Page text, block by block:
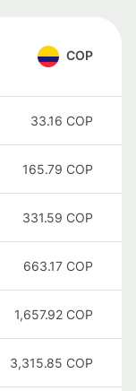
COP
33.16 COP
165.79 COP
331.59 COP
663.17 COP
1,657.92 COP
3,315.85 COP